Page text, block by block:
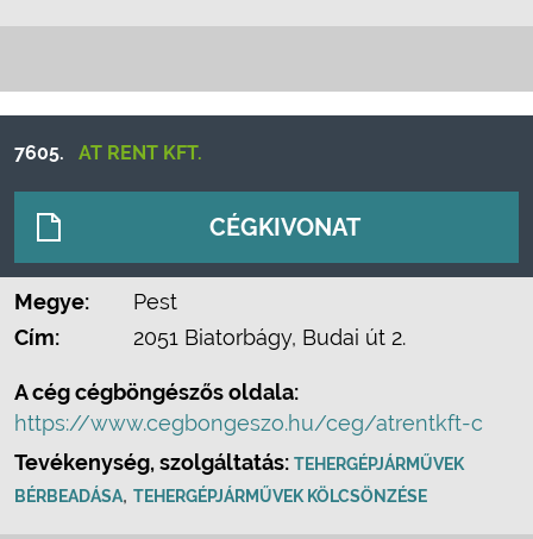
7605. AT RENT KFT.
CÉGKIVONAT
Megye:
Pest
Cím:
2051 Biatorbágy, Budai út 2.
A cég cégböngészős oldala:
https://www.cegbongeszo.hu/ceg/atrentkft-c
Tevékenység, szolgáltatás: TEHERGÉPJÁRMŰVEK
BÉRBEADÁSA, TEHERGÉPJÁRMŰVEK KÖLCSÖNZÉSE